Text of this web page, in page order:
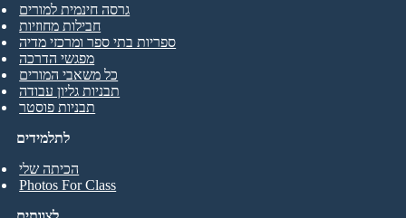
לתלמידים
הכיתה שלי
Photos For Class
גרסה חינמית למורים
חבילות מחוזיות
ספריות בתי ספר ומרכזי מדיה
מפגשי הדרכה
כל משאבי המורים
תבניות גליון עבודה
תבניות פוסטר